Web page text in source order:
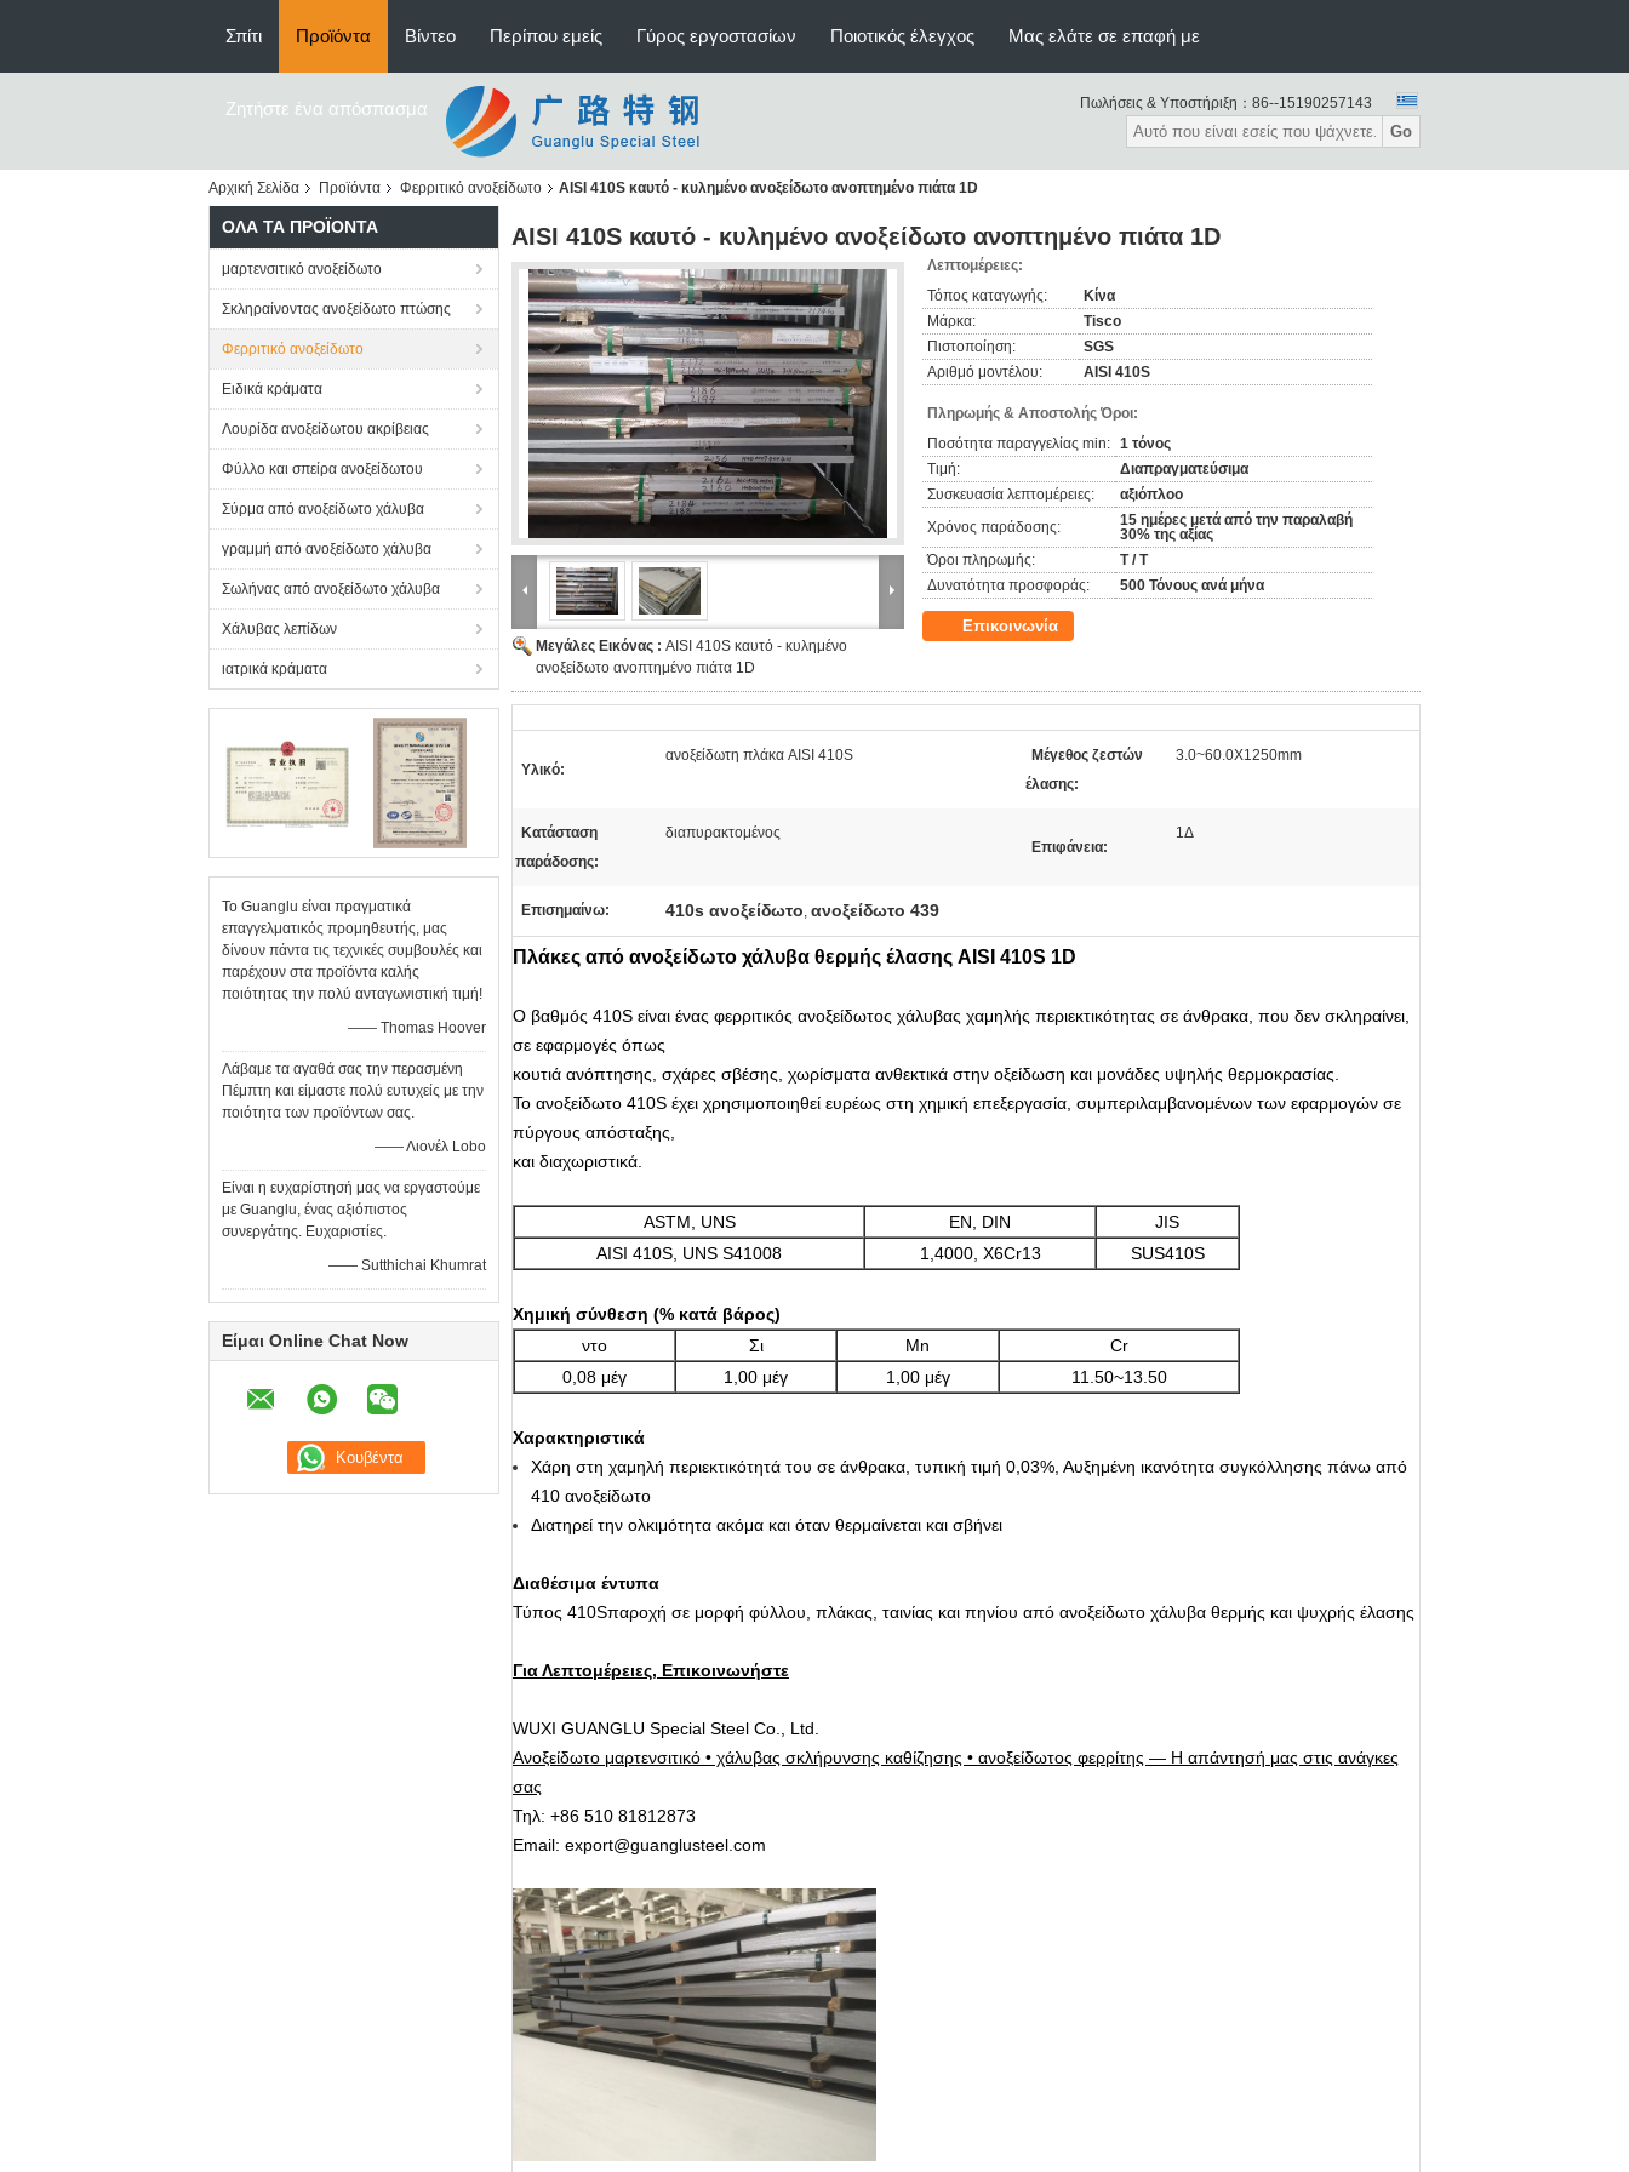
Σπίτι Προϊόντα Βίντεο Περίπου εμείς Γύρος εργοστασίων Ποιοτικός έλεγχος Μας ελάτε σε επαφή με
Ζητήστε ένα απόσπασμα Πωλήσεις & Υποστήριξη： 86--15190257143
Go
Αρχική Σελίδα Προϊόντα Φερριτικό ανοξείδωτο AISI 410S καυτό - κυλημένο ανοξείδωτο ανοπτημένο πιάτα 1D
ΌΛΑ ΤΑ ΠΡΟΪΌΝΤΑ
μαρτενσιτικό ανοξείδωτο
Σκληραίνοντας ανοξείδωτο πτώσης
Φερριτικό ανοξείδωτο
Ειδικά κράματα
Λουρίδα ανοξείδωτου ακρίβειας
Φύλλο και σπείρα ανοξείδωτου
Σύρμα από ανοξείδωτο χάλυβα
γραμμή από ανοξείδωτο χάλυβα
Σωλήνας από ανοξείδωτο χάλυβα
Χάλυβας λεπίδων
ιατρικά κράματα
Το Guanglu είναι πραγματικά
επαγγελματικός προμηθευτής, μας
δίνουν πάντα τις τεχνικές συμβουλές και
παρέχουν στα προϊόντα καλής
ποιότητας την πολύ ανταγωνιστική τιμή!
—— Thomas Hoover
Λάβαμε τα αγαθά σας την περασμένη
Πέμπτη και είμαστε πολύ ευτυχείς με την
ποιότητα των προϊόντων σας.
—— Λιονέλ Lobo
Είναι η ευχαρίστησή μας να εργαστούμε
με Guanglu, ένας αξιόπιστος
συνεργάτης. Ευχαριστίες.
—— Sutthichai Khumrat
Είμαι Online Chat Now
AISI 410S καυτό - κυλημένο ανοξείδωτο ανοπτημένο πιάτα 1D
Μεγάλες Εικόνας : AISI 410S καυτό - κυλημένο
ανοξείδωτο ανοπτημένο πιάτα 1D
Λεπτομέρειες:
Τόπος καταγωγής:
Κίνα
Μάρκα:
Tisco
Πιστοποίηση:
SGS
Αριθμό μοντέλου:
AISI 410S
Πληρωμής & Αποστολής Όροι:
Ποσότητα παραγγελίας min: 1 τόνος
Τιμή:
Διαπραγματεύσιμα
Συσκευασία λεπτομέρειες:
αξιόπλοο
Χρόνος παράδοσης:
15 ημέρες μετά από την παραλαβή
30% της αξίας
Όροι πληρωμής:
T / T
Δυνατότητα προσφοράς:
500 Τόνους ανά μήνα
Επικοινωνία
Υλικό:
ανοξείδωτη πλάκα AISI 410S
Μέγεθος ζεστών
έλασης:
3.0~60.0X1250mm
Κατάσταση
παράδοσης:
διαπυρακτομένος
Επιφάνεια:
1Δ
Επισημαίνω: 410s ανοξείδωτο, ανοξείδωτο 439
Πλάκες από ανοξείδωτο χάλυβα θερμής έλασης AISI 410S 1D
Ο βαθμός 410S είναι ένας φερριτικός ανοξείδωτος χάλυβας χαμηλής περιεκτικότητας σε άνθρακα, που δεν σκληραίνει,
σε εφαρμογές όπως
κουτιά ανόπτησης, σχάρες σβέσης, χωρίσματα ανθεκτικά στην οξείδωση και μονάδες υψηλής θερμοκρασίας.
Το ανοξείδωτο 410S έχει χρησιμοποιηθεί ευρέως στη χημική επεξεργασία, συμπεριλαμβανομένων των εφαρμογών σε
πύργους απόσταξης,
και διαχωριστικά.
ASTM, UNS EN, DIN
JIS
AISI 410S, UNS S41008
1,4000, X6Cr13 SUS410S
Χημική σύνθεση (% κατά βάρος)
ντο
Σι Mn
Cr
0,08 μέγ
1,00 μέγ 1,00 μέγ 11.50~13.50
Χαρακτηριστικά
Χάρη στη χαμηλή περιεκτικότητά του σε άνθρακα, τυπική τιμή 0,03%, Αυξημένη ικανότητα συγκόλλησης πάνω από
410 ανοξείδωτο
Διατηρεί την ολκιμότητα ακόμα και όταν θερμαίνεται και σβήνει
Διαθέσιμα έντυπα
Τύπος 410Sπαροχή σε μορφή φύλλου, πλάκας, ταινίας και πηνίου από ανοξείδωτο χάλυβα θερμής και ψυχρής έλασης
Για Λεπτομέρειες, Επικοινωνήστε
WUXI GUANGLU Special Steel Co., Ltd.
Ανοξείδωτο μαρτενσιτικό • χάλυβας σκλήρυνσης καθίζησης • ανοξείδωτος φερρίτης — Η απάντησή μας στις ανάγκες
σας
Τηλ: +86 510 81812873
Email: export@guanglusteel.com